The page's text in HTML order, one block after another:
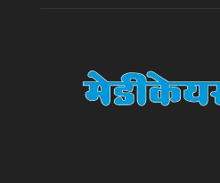
Dr. Madhukar